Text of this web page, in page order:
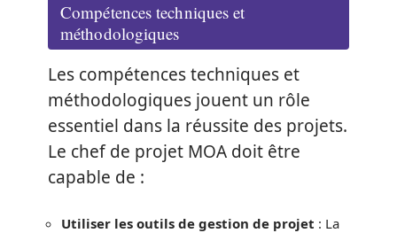
Compétences techniques et
méthodologiques
Les compétences techniques et
méthodologiques jouent un rôle
essentiel dans la réussite des projets.
Le chef de projet MOA doit être
capable de :
Utiliser les outils de gestion de projet : La